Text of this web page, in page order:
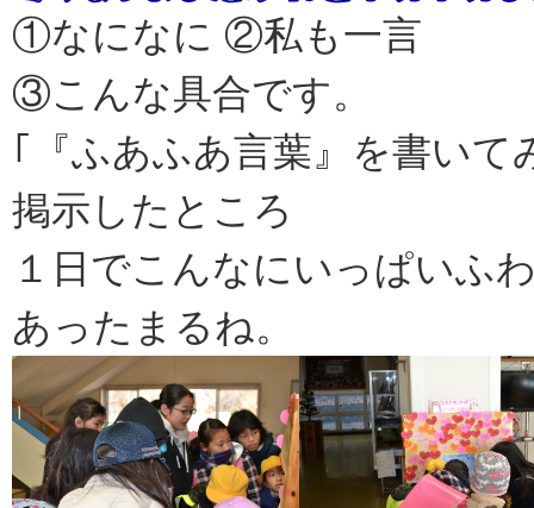
①なになに ②私も一言
③こんな具合です。
｢『ふあふあ言葉』を書い
掲示したところ
１日でこんなにいっぱいふ
あったまるね。